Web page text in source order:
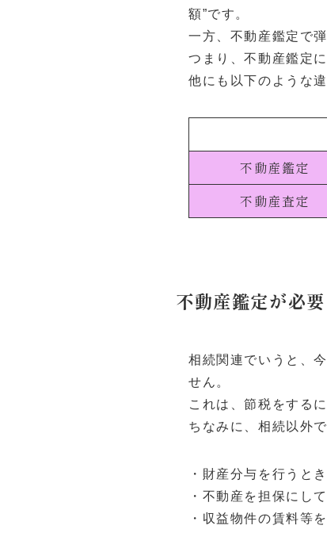
額”です。
一方、不動産鑑定で
つまり、不動産鑑定
他にも以下のような
不動産鑑定
不動産査定
不動産鑑定が必
相続関連でいうと、
せん。
これは、節税をする
ちなみに、相続以外
・財産分与を行うとき
・不動産を担保にし
・収益物件の賃料等